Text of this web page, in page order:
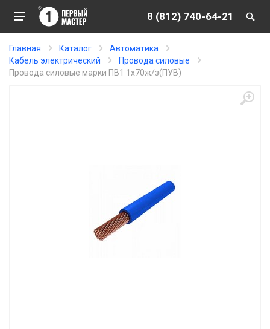
8 (812) 740-64-21
Главная Каталог
Автоматика
Кабель электрический
Провода силовые
Провода силовые марки ПВ1 1х70ж/з(ПУВ)